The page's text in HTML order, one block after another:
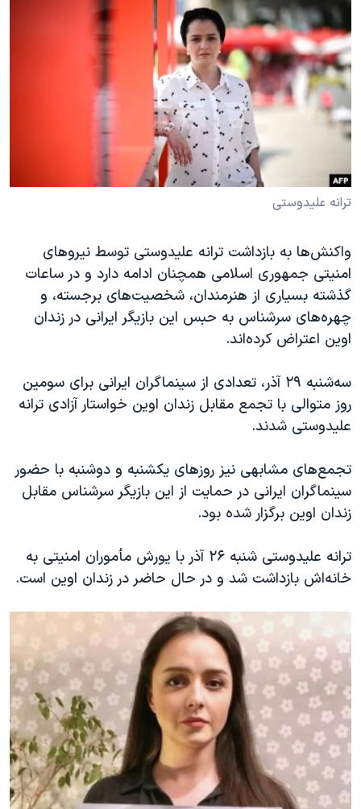
فرهنگ و زندگی
حقوق شهروندی
اقتصادی
علم و فناوری
اسرائیل در جنگ
گالری عکس
آرشیو پخش زنده
مستندها
انتخابات ریاست جمهوری آمریکا ۲۰۲۴
حمله جمهوری اسلامی به اسرائیل
رمز مهسا
ورزش زنان در ایران
اعتراضات زن، زندگی، آزادی
مجموعه مستندهای دادخواهی
دادگاه حمید نوری
چهل سال گروگان‌گیری
قانون شفافیت دارائی کادر رهبری ایران
اعتراضات مردمی آبان ۹۸
نرگس محمدی برنده جایزه نوبل صلح
همایش محافظه‌کاران آمریکا «سی‌پک»
سفر پرزیدنت ترامپ به چین
دنبال کنید
زبانهای مختلف
ترانه‌ علیدوستی
واکنش‌ها به بازداشت ترانه‌ علیدوستی توسط نیروهای
امنیتی جمهوری اسلامی همچنان ادامه دارد و در ساعات
گذشته بسیاری از هنرمندان، شخصیت‌های برجسته، و
چهره‌های سرشناس به حبس این بازیگر ایرانی در زندان
اوین اعتراض کرده‌اند.
سه‌شنبه ۲۹ آذر، تعدادی از سینماگران ایرانی برای سومین
روز متوالی با تجمع مقابل زندان اوین خواستار آزادی ترانه
علیدوستی شدند.
تجمع‌های مشابهی نیز روزهای یکشنبه و دوشنبه با حضور
سینماگران ایرانی در حمایت از این بازیگر سرشناس مقابل
زندان اوین برگزار شده بود.
ترانه علیدوستی شنبه ۲۶ آذر با یورش مأموران امنیتی به
خانه‌اش بازداشت شد و در حال حاضر در زندان اوین است.